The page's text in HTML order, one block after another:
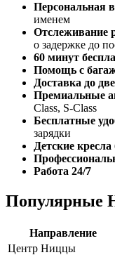
Персональная
именем
Отслеживание
о задержке до
60 минут
Помощь с
Доставка до
Премиальные
Class, S-Class
Бесплатные
зарядки
Детские кресла
Работа 24/7
Популярные
Направление
Центр Ниццы